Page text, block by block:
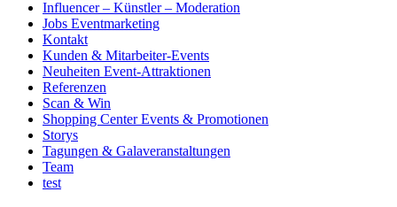
Influencer – Künstler – Moderation
Jobs Eventmarketing
Kontakt
Kunden & Mitarbeiter-Events
Neuheiten Event-Attraktionen
Referenzen
Scan & Win
Shopping Center Events & Promotionen
Storys
Tagungen & Galaveranstaltungen
Team
test